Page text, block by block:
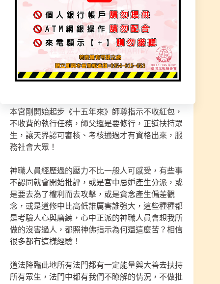
涼，其主要的原因就是承擔到太多眾生的共業，也
就是擔到眾生的「因果業障」。神職人員為了消除
這些共業，讓為靈界服務的神職人員能夠得到保
學道修行除了內心良善之外，還必須得行善積福、
廣植福田、行功立德、積累功德以備不時之需，以
本宮剛開始起步《十五年來》師尊指示不收紅包，
不收費的執行任務，師父還是要修行，正道扶持眾
生，讓天界認可審核、考核通過才有資格出來，服
務社會大眾！
神職人員經歷過的壓力不比一般人可感受，有些事
不認同就會開始批評，或是宮中忌妒產生分派，或
是要去為了權利而去攻擊，或是貪念產生偏差觀
念，或是道修中比高低誰厲害誰強大，這些種種都
是考驗人心與磨練，心中正派的神職人員會想我所
做的沒害過人，都照神佛指示為何還這麼苦？相信
很多都有這樣經驗！
道法降臨此地所有法門都有一定能量與大善去扶持
所有眾生，法門中都有我們不瞭解的情況，不做批